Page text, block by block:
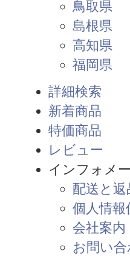
鳥取県
島根県
高知県
福岡県
詳細検索
新着商品
特価商品
レビュー
インフォメ
配送と
個人情報
会社案内
お問い